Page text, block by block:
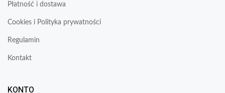
Płatność i dostawa
Cookies i Polityka prywatności
Regulamin
Kontakt
KONTO